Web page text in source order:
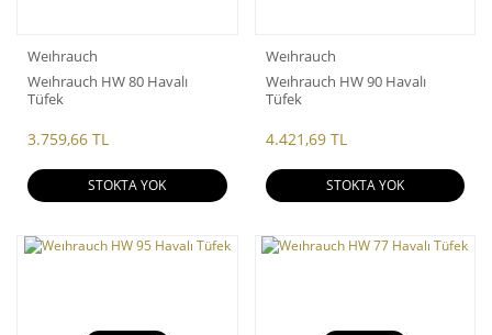
Weıhrauch
Weıhrauch HW 80 Havalı
Tüfek
3.759,66 TL
STOKTA YOK
Weıhrauch
Weıhrauch HW 90 Havalı
Tüfek
4.421,69 TL
STOKTA YOK